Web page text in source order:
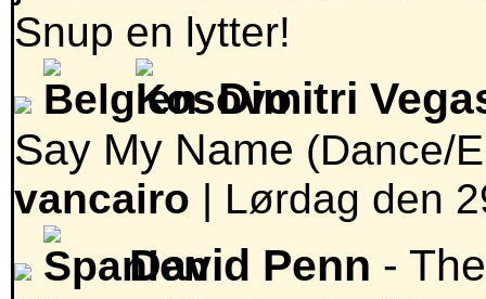
Snup en lytter!
Dimitri
Say My Name (Dance/
vancairo | Lørdag den
David Penn -